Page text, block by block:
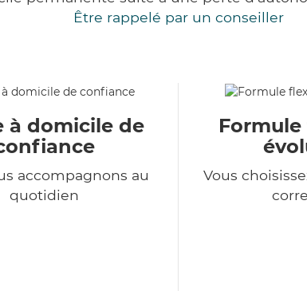
Être rappelé par un conseiller
à domicile de
accompagnons au
quotidien
Vous